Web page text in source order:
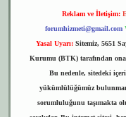
Reklam ve İletişim:
forumhizmeti@gmail.com
Yasal Uyarı: Sitemiz, 5651
Kurumu (BTK) tarafından
Bu nedenle, sitedeki
yükümlülüğümüz
sorumluluğunu taşımakta